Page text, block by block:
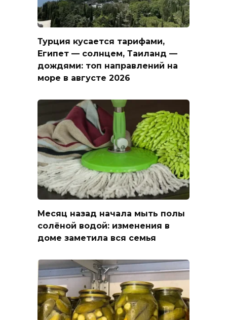
Турция кусается тарифами,
Египет — солнцем, Таиланд —
дождями: топ направлений на
море в августе 2026
Месяц назад начала мыть полы
солёной водой: изменения в
доме заметила вся семья